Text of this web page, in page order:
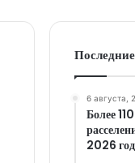
6 августа,
Более
2026